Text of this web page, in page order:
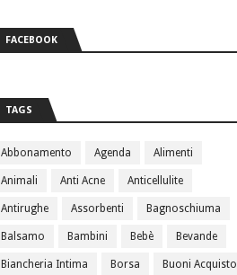
FACEBOOK
TAGS
Abbonamento Agenda Alimenti
Animali Anti Acne Anticellulite
Antirughe Assorbenti Bagnoschiuma
Balsamo Bambini Bebè Bevande
Biancheria Intima Borsa Buoni Acquisto